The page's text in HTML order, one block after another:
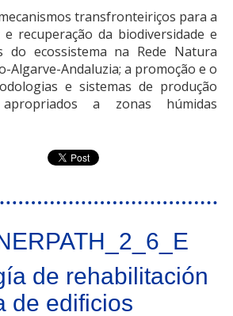
transfronteiriços para a
e recuperação da biodiversidade e
do ecossistema na Rede Natura
Algarve-Andaluzia; a promoção e o
e sistemas de produção
apropriados a zonas húmidas
gestão das zonas húmidas do litoral do
interações entre Aquacultura e meio
de rehabilitación
de edificios